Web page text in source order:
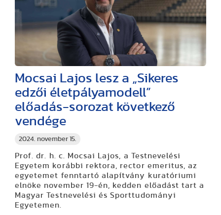
2024. november 15.
Mocsai Lajos lesz a „Sikeres
edzői életpályamodell”
előadás-sorozat következő
vendége
Prof. dr. h. c. Mocsai Lajos, a Testnevelési
Egyetem korábbi rektora, rector emeritus, az
egyetemet fenntartó alapítvány kuratóriumi
elnöke november 19-én, kedden előadást tart a
Magyar Testnevelési és Sporttudományi
Egyetemen.